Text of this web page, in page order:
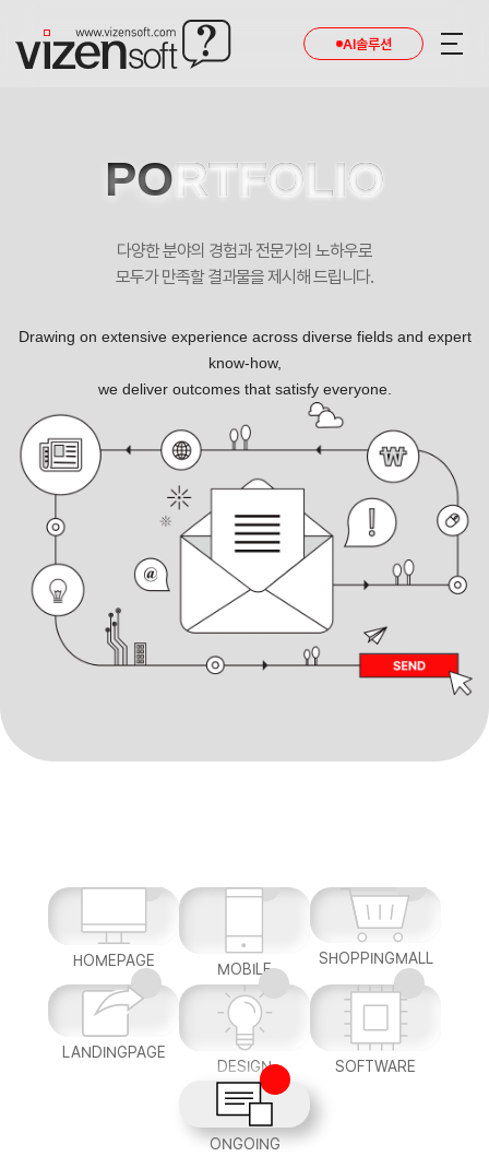
AI솔루션
PORTFOLIO
다양한 분야의 경험과 전문가의 노하우로
모두가 만족할 결과물을 제시해 드립니다.
Drawing on extensive experience across diverse fields and expert
know-how,
we deliver outcomes that satisfy everyone.
HOMEPAGE MOBILE
SHOPPINGMALL
LANDINGPAGE
DESIGN
SOFTWARE
ONGOING